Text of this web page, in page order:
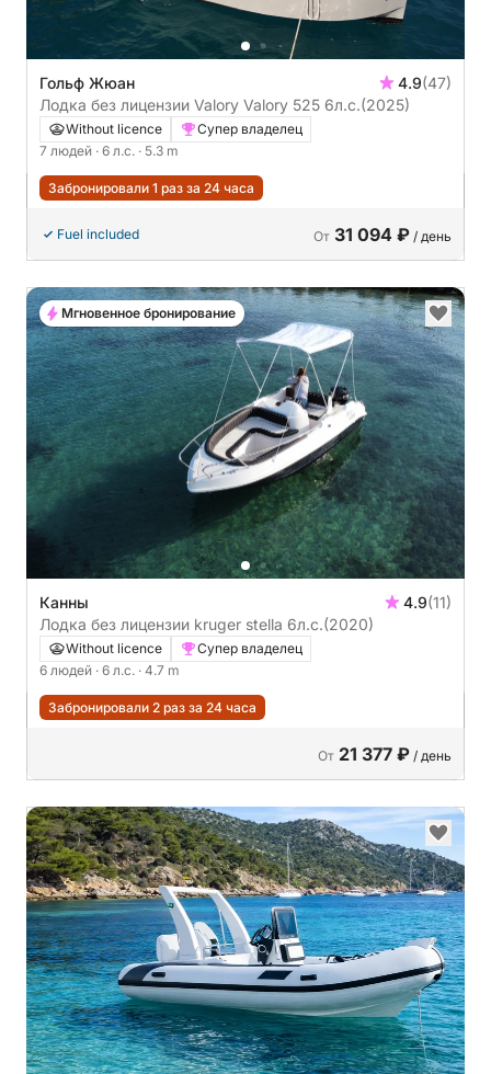
Гольф Жюан 4.9(47)
Лодка без лицензии Valory Valory 525 6л.с.(2025)
Without licence
Супер владелец
7 людей · 6 л.с. · 5.3 m
Забронировали 1 раз за 24 часа
Fuel included От 31 094 ₽ / день
Канны 4.9(11)
Лодка без лицензии kruger stella 6л.с.(2020)
Without licence
Супер владелец
6 людей · 6 л.с. · 4.7 m
Забронировали 2 раз за 24 часа
От 21 377 ₽ / день
Мгновенное бронирование